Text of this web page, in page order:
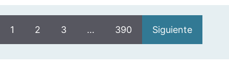
1 2 3 … 390 Siguiente